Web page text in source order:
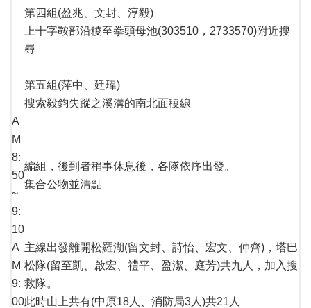
第四組(盈兆、文封、淳毅)
上十字鞍部沿稜至拳頭母池(303510，2733570)附近搜
尋
第五組(萍中、廷瑋)
搜索毅鈞失蹤之溪溝的南北面稜線
A
M
8:
50
~
9:
10
編組，後到者稍事休息後，各隊依序出發。
集合公物並清點
A
M
9:
00
主線出發離開松羅湖(留文封、詩怡、宏文、仲齊)，塔巴
松隊(留至凱、啟宏、禮平、盈潔、庭芳)共九人，加入搜
救隊。
此時山上共有(中原18人、消防局3人)共21人